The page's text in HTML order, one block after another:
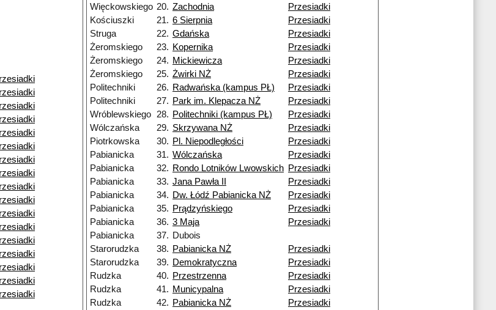
Więckowskiego 20. Zachodnia
Przesiadki
Kościuszki
21. 6 Sierpnia
Przesiadki
Struga
22. Gdańska
Przesiadki
Żeromskiego
23. Kopernika
Przesiadki
Żeromskiego
24. Mickiewicza
Przesiadki
Żeromskiego
25. Żwirki NŻ
Przesiadki
Politechniki
26. Radwańska (kampus PŁ)
Przesiadki
Politechniki
27. Park im. Klepacza NŻ
Przesiadki
Wróblewskiego
28. Politechniki (kampus PŁ)
Przesiadki
Wólczańska
29. Skrzywana NŻ
Przesiadki
Piotrkowska
30. Pl. Niepodległości
Przesiadki
Pabianicka
31. Wólczańska
Przesiadki
Pabianicka
32. Rondo Lotników Lwowskich Przesiadki
Pabianicka
33. Jana Pawła II
Przesiadki
Pabianicka
34. Dw. Łódź Pabianicka NŻ
Przesiadki
Pabianicka
35. Prądzyńskiego
Przesiadki
Pabianicka
36. 3 Maja
Przesiadki
Pabianicka
37. Dubois
Starorudzka
38. Pabianicka NŻ
Przesiadki
Starorudzka
39. Demokratyczna
Przesiadki
Rudzka
40. Przestrzenna
Przesiadki
Rudzka
41. Municypalna
Przesiadki
Rudzka
42. Pabianicka NŻ
Przesiadki